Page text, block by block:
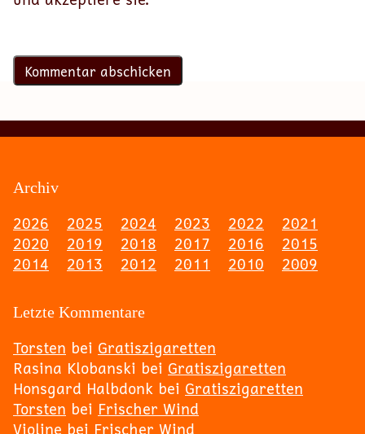
Archiv
2026 2025 2024 2023 2022
2021
2020
2019 2018 2017 2016
2015
2014
2013 2012 2011 2010 2009
Letzte Kommentare
Torsten bei Gratiszigaretten
Rasina Klobanski bei Gratiszigaretten
Honsgard Halbdonk bei Gratiszigaretten
Torsten bei Frischer Wind
Violine bei Frischer Wind